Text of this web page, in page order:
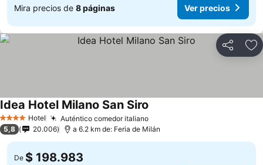
Mira precios de 8 páginas Ver precios
Compartir
4 EstrellasHotel Auténtico comedor italiano
Idea Hotel Milano San Siro
5,8 20.006 a 6.2 km de: Feria de Milán
De $ 198.983